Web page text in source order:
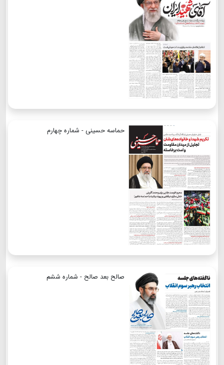
حماسه حسینی - شماره چهارم
صالح بعد صالح - شماره ششم